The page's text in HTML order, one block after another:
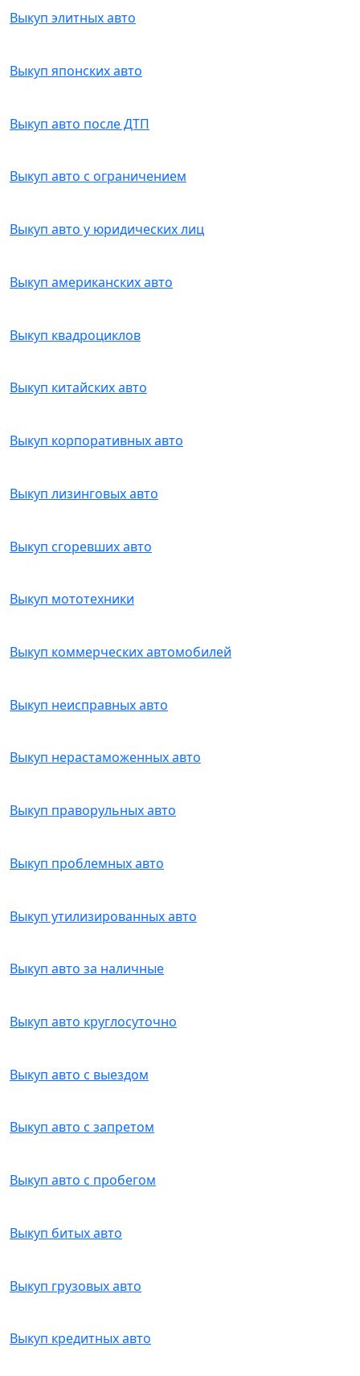
Выкуп элитных авто
Выкуп японских авто
Выкуп авто после ДТП
Выкуп авто с ограничением
Выкуп авто у юридических лиц
Выкуп американских авто
Выкуп квадроциклов
Выкуп китайских авто
Выкуп корпоративных авто
Выкуп лизинговых авто
Выкуп сгоревших авто
Выкуп мототехники
Выкуп коммерческих автомобилей
Выкуп неисправных авто
Выкуп нерастаможенных авто
Выкуп праворульных авто
Выкуп проблемных авто
Выкуп утилизированных авто
Выкуп авто за наличные
Выкуп авто круглосуточно
Выкуп авто с выездом
Выкуп авто с запретом
Выкуп авто с пробегом
Выкуп битых авто
Выкуп грузовых авто
Выкуп кредитных авто